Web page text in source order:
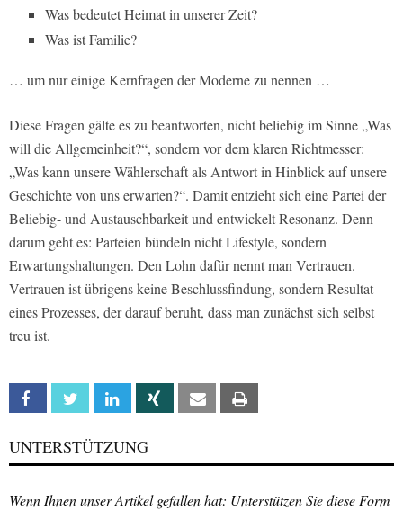
Was bedeutet Heimat in unserer Zeit?
Was ist Familie?
… um nur einige Kernfragen der Moderne zu nennen …
Diese Fragen gälte es zu beantworten, nicht beliebig im Sinne „Was
will die Allgemeinheit?“, sondern vor dem klaren Richtmesser:
„Was kann unsere Wählerschaft als Antwort in Hinblick auf unsere
Geschichte von uns erwarten?“. Damit entzieht sich eine Partei der
Beliebig- und Austauschbarkeit und entwickelt Resonanz. Denn
darum geht es: Parteien bündeln nicht Lifestyle, sondern
Erwartungshaltungen. Den Lohn dafür nennt man Vertrauen.
Vertrauen ist übrigens keine Beschlussfindung, sondern Resultat
eines Prozesses, der darauf beruht, dass man zunächst sich selbst
treu ist.
Facebook Twitter Linkedin Xing Email
UNTERSTÜTZUNG
Wenn Ihnen unser Artikel gefallen hat: Unterstützen Sie diese Form